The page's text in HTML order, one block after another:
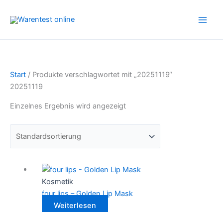
Inhalt
Start / Produkte verschlagwortet mit „20251119“
20251119
Einzelnes Ergebnis wird angezeigt
Kosmetik
four lips – Golden Lip Mask
Weiterlesen